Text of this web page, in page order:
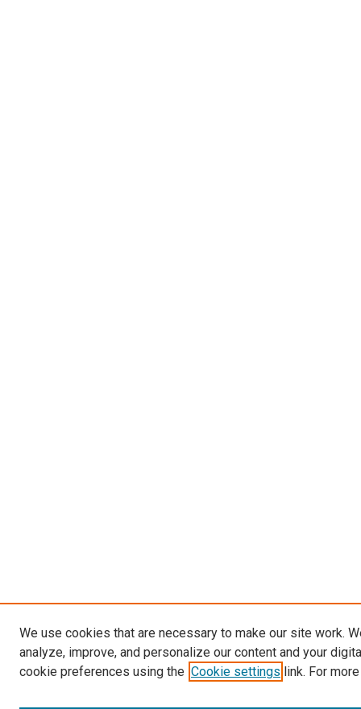
We use cookies that are necessary to make our site work.
analyze, improve, and personalize our content and your
cookie preferences using the Cookie settings link. For